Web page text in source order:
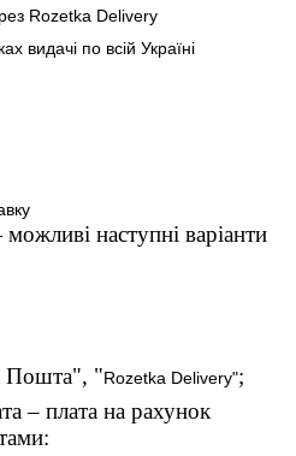
Rozetka Delivery
видачі по всій Україні
наступні варіанти
Пошта", "Rozetka Delivery";
– плата на рахунок